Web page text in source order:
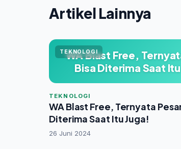
Artikel Lainnya
TEKNOLOGI
WA Blast Free,
Bisa Diterima Saat
TEKNOLOGI
WA Blast Free, Ternyata
Diterima Saat Itu Juga!
26 Juni 2024